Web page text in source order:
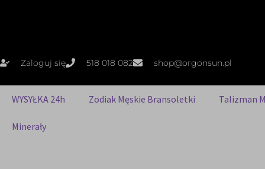
Zaloguj się 518 018 082 shop@orgonsun.pl
WYSYŁKA 24h Zodiak Męskie Bransoletki Talizman
Minerały